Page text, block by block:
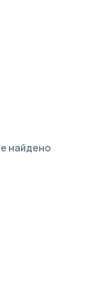
найдено